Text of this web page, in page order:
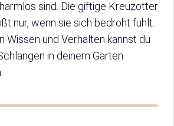
sind. Die giftige Kreuzotter
nur, wenn sie sich bedroht fühlt.
Wissen und Verhalten kannst du
in deinem Garten